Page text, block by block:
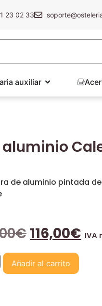
23 02 33
auxiliar
aluminio
de aluminio pintada
€ 116,00€ IVA
Añadir al carrito